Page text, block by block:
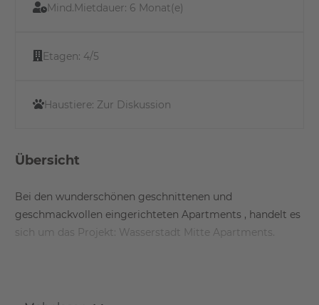
Mind.Mietdauer: 6 Monat(e)
Etagen: 4/5
Haustiere: Zur Diskussion
Übersicht
Bei den wunderschönen geschnittenen und
geschmackvollen eingerichteten Apartments , handelt es
sich um das Projekt: Wasserstadt Mitte Apartments.